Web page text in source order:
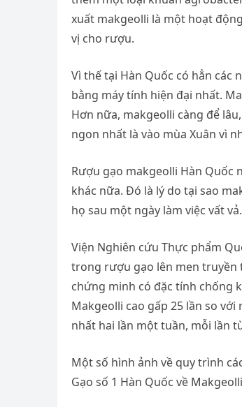
xuất makgeolli là một hoạt
vị cho rượu.
Vì thế tại Hàn Quốc có hẳn các
bằng máy tính hiện đại nhất.
Hơn nữa, makgeolli càng để
ngon nhất là vào mùa Xuân vì
Rượu gạo makgeolli Hàn Quốc
khác nữa. Đó là lý do tại sao
họ sau một ngày làm việc vất vả.
Viện Nghiên cứu Thực phẩm
trong rượu gạo lên men truyền
chứng minh có đặc tính chống
Makgeolli cao gấp 25 lần so
nhất hai lần một tuần, mỗi lần
Một số hình ảnh về quy trình
Gạo số 1 Hàn Quốc về